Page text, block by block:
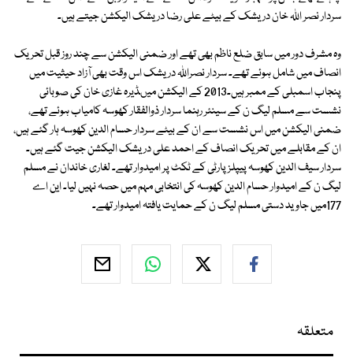
سردار نصر اللہ خان دریشک کے بیٹے علی رضا دریشک الیکشن جیتے ہیں۔
وہ مشرف دور میں سابق ضلع ناظم بھی تھے اور ضمنی الیکشن سے چند روز قبل تحریک
انصاف میں شامل ہوئے تھے۔ سردار نصراللہ دریشک اس وقت بھی آزاد حیثیت میں
پنجاب اسمبلی کے ممبر ہیں۔2013 کے الیکشن میںڈیرہ غازی خان کی صوبائی
نشست سے مسلم لیگ ن کے سینئر رہنما سردار ذوالفقار کھوسہ کامیاب ہوئے تھے،
ضمنی الیکشن میں اس نشست سے ان کے بیٹے سردار حسام الدین کھوسہ ہار گئے ہیں،
ان کے مقابلے میں تحریک انصاف کے احمد علی دریشک الیکشن جیت گئے ہیں۔
سردار سیف الدین کھوسہ پیپلز پارٹی کے ٹکٹ پر امیدوار تھے۔ لغاری خاندان نے مسلم
لیگ ن کے امیدوار حسام الدین کھوسہ کی انتخابی مہم میں حصہ نہیں لیا۔ این اے
177میں جاوید دستی مسلم لیگ ن کے حمایت یافتہ امیدوار تھے۔
متعلقہ